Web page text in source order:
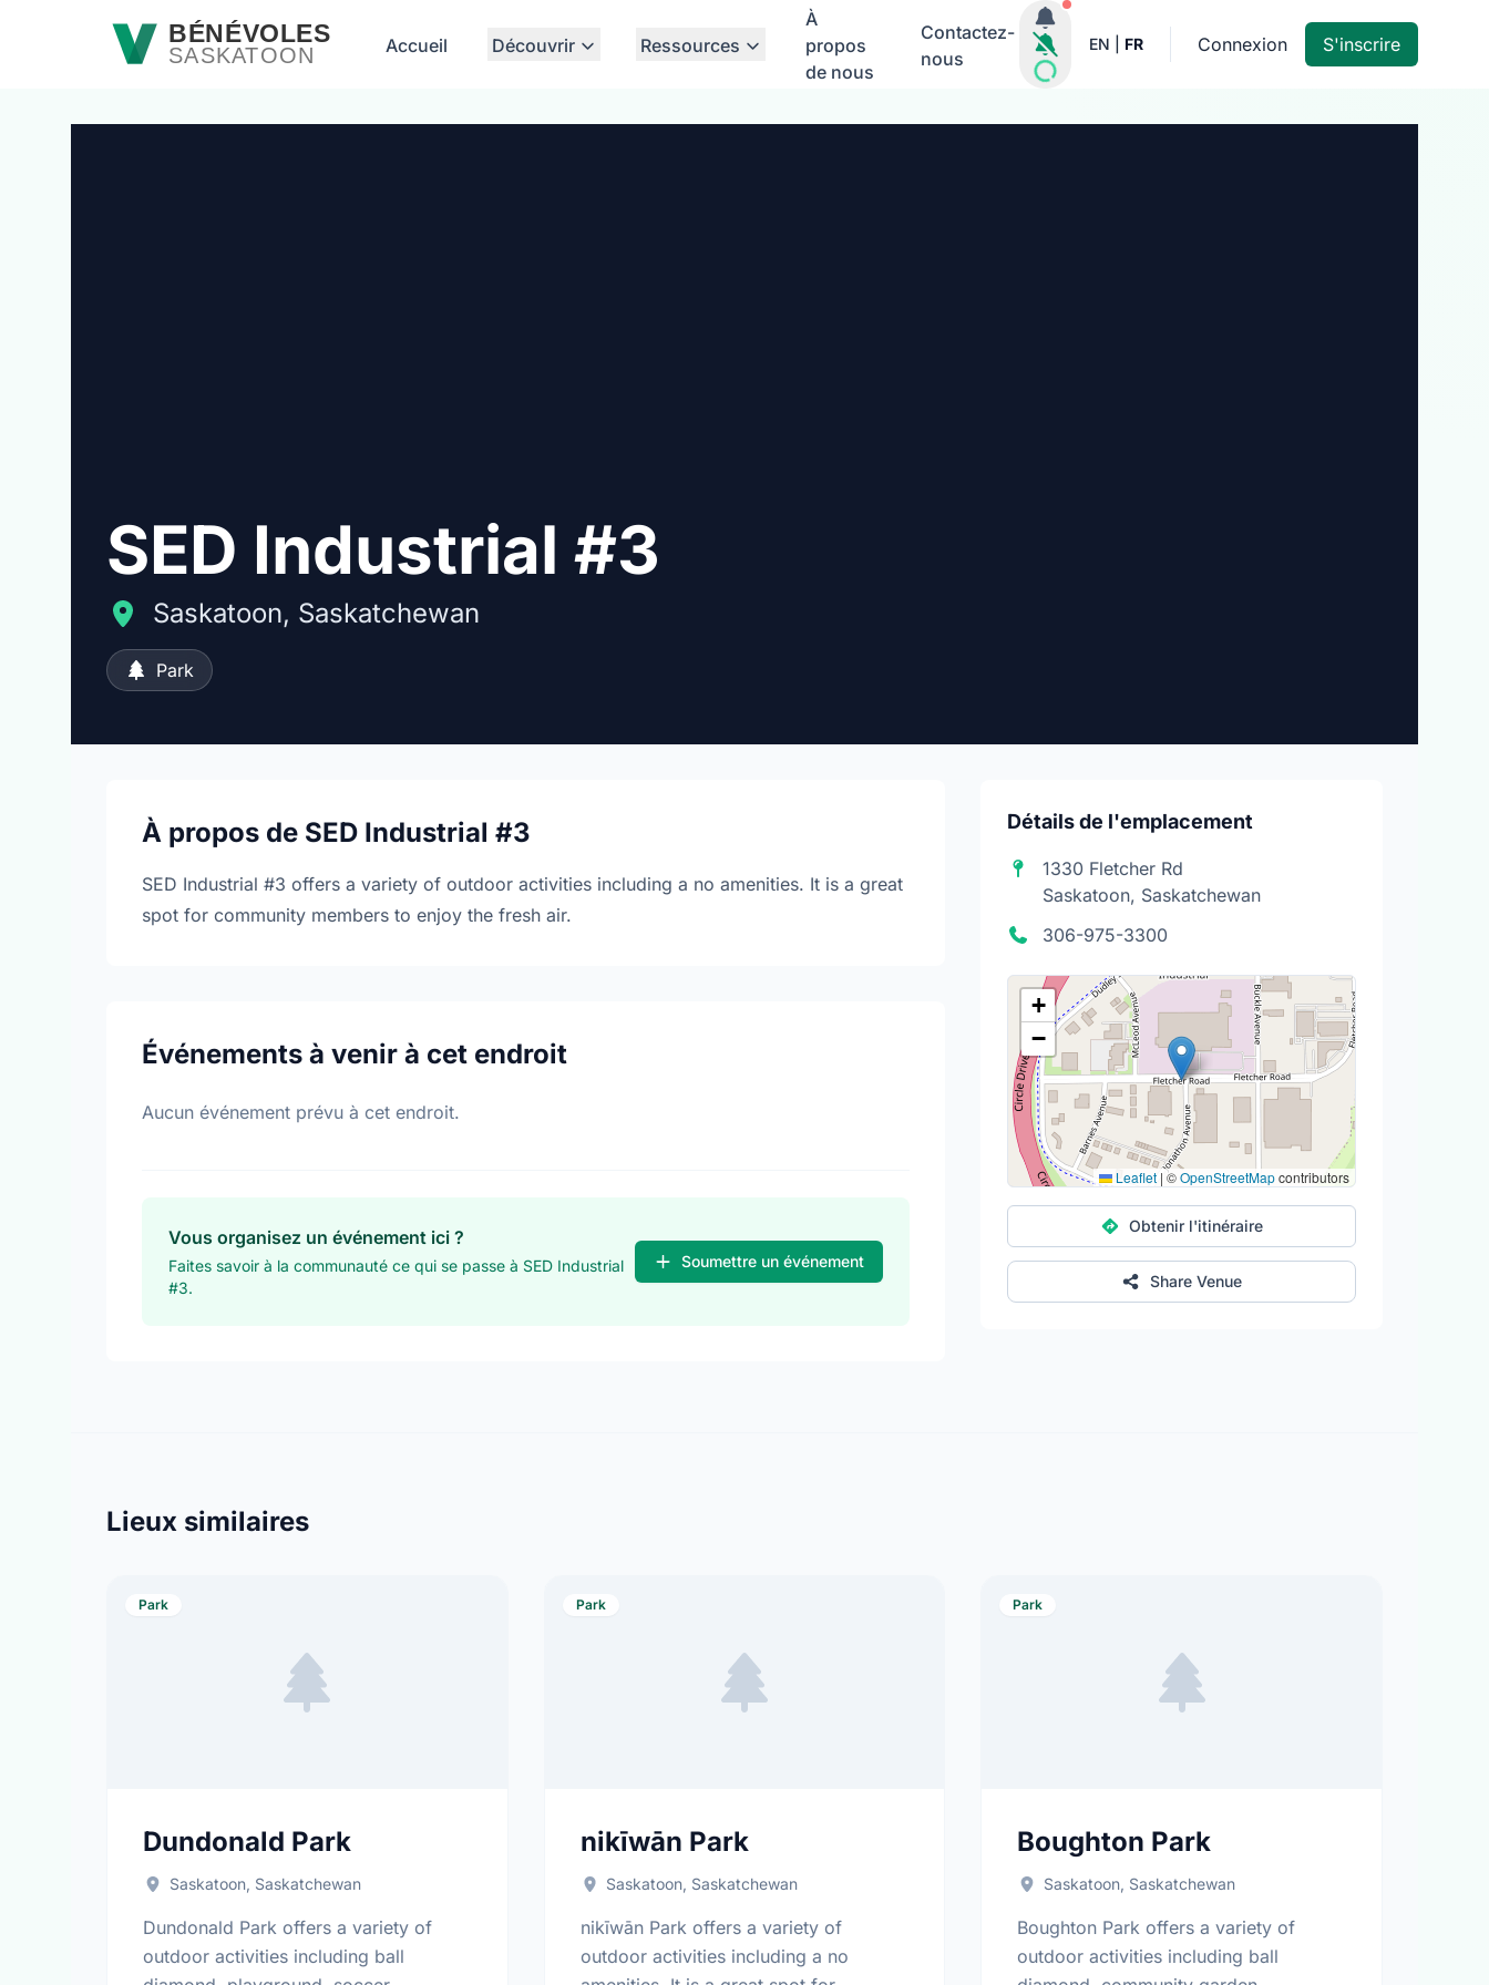
Passer au contenu principalBÉNÉVOLES
SASKATOON Accueil Découvrir Ressources
À
propos
de nous
Contactez-
nous
Notifications actives
EN FR Connexion S'inscrire
SED Industrial #3
Saskatoon, Saskatchewan
Park
À propos de SED Industrial #3
SED Industrial #3 offers a variety of outdoor activities including a no amenities. It is a great
spot for community members to enjoy the fresh air.
Événements à venir à cet endroit
Aucun événement prévu à cet endroit.
Vous organisez un événement ici ?
Faites savoir à la communauté ce qui se passe à SED Industrial
#3.
Soumettre un événement
Détails de l'emplacement
1330 Fletcher Rd
Saskatoon, Saskatchewan
306-975-3300
+
−
Leaflet | ©OpenStreetMapcontributors
Obtenir l'itinéraire
Share Venue
Lieux similaires
Park
Dundonald Park
Saskatoon, Saskatchewan
Dundonald Park offers a variety of
outdoor activities including ball
Park
nikīwān Park
Saskatoon, Saskatchewan
nikīwān Park offers a variety of
outdoor activities including a no
Park
Boughton Park
Saskatoon, Saskatchewan
Boughton Park offers a variety of
outdoor activities including ball